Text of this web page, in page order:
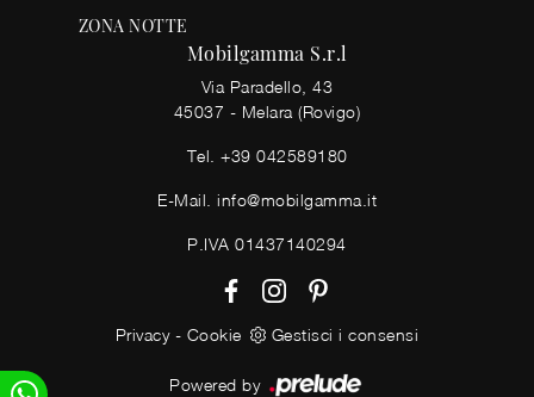
ZONA NOTTE
Mobilgamma S.r.l
Via Paradello, 43
45037 - Melara (Rovigo)
Tel. +39 042589180
E-Mail. info@mobilgamma.it
P.IVA 01437140294
Privacy- Cookie Gestisci i consensi
Powered by